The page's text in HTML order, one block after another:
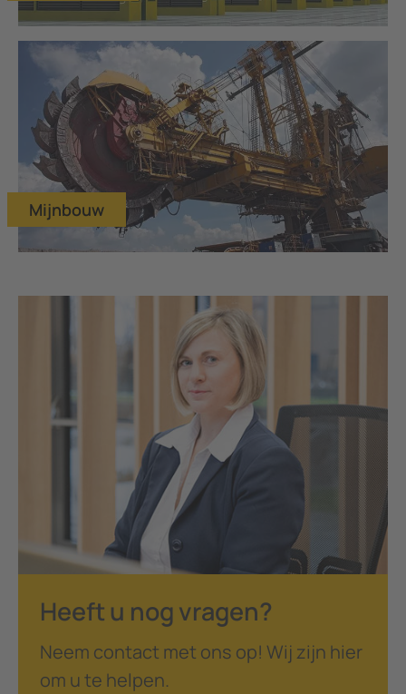
Mijnbouw
Heeft u nog vragen?
Neem contact met ons op! Wij zijn hier
om u te helpen.